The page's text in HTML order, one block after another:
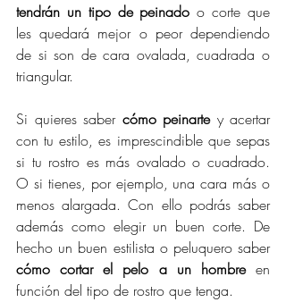
tendrán un tipo de peinado o corte que
les quedará mejor o peor dependiendo
de si son de cara ovalada, cuadrada o
triangular.
Si quieres saber cómo peinarte y acertar
con tu estilo, es imprescindible que sepas
si tu rostro es más ovalado o cuadrado.
O si tienes, por ejemplo, una cara más o
menos alargada. Con ello podrás saber
además como elegir un buen corte. De
hecho un buen estilista o peluquero saber
cómo cortar el pelo a un hombre en
función del tipo de rostro que tenga.